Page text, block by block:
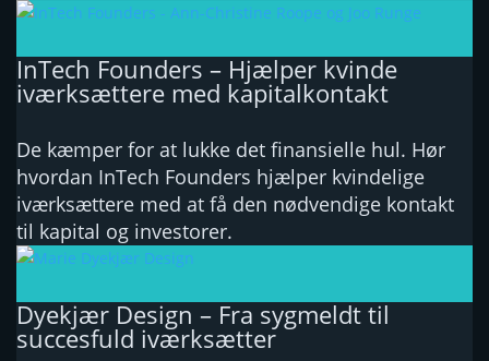
InTech Founders – Hjælper kvinde
iværksættere med kapitalkontakt
De kæmper for at lukke det finansielle hul. Hør
hvordan InTech Founders hjælper kvindelige
iværksættere med at få den nødvendige kontakt
til kapital og investorer.
Dyekjær Design – Fra sygmeldt til
succesfuld iværksætter